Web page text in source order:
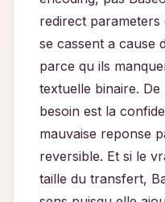
redirect parameters
se cassent a cause
parce qu ils
textuelle binaire.
besoin est la
mauvaise reponse
reversible. Et si le
taille du transfert,